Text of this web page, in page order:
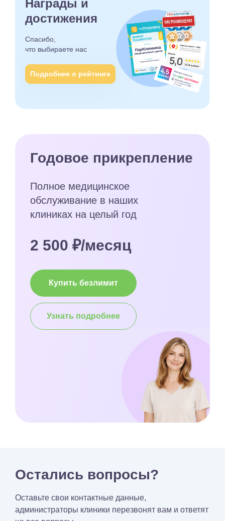
Награды и
достижения
Спасибо,
что выбираете нас
Подробнее о рейтинге
Годовое прикрепление
Полное медицинское
обслуживание в наших
клиниках на целый год
2 500 ₽/месяц
Купить безлимит
Узнать подробнее
Остались вопросы?
Оставьте свои контактные данные,
администраторы клиники перезвонят вам и ответят